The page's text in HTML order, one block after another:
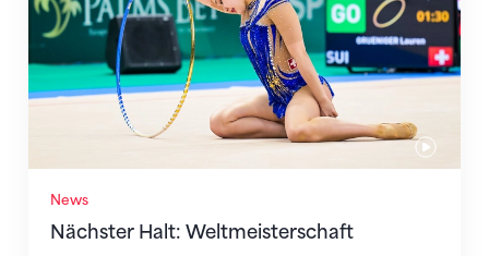
News
Nächster Halt: Weltmeisterschaft